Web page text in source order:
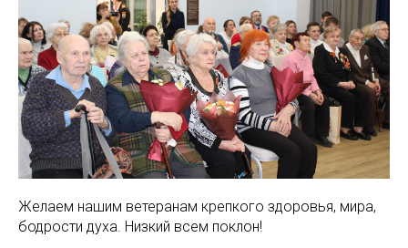
Желаем нашим ветеранам крепкого здоровья, мира,
бодрости духа. Низкий всем поклон!